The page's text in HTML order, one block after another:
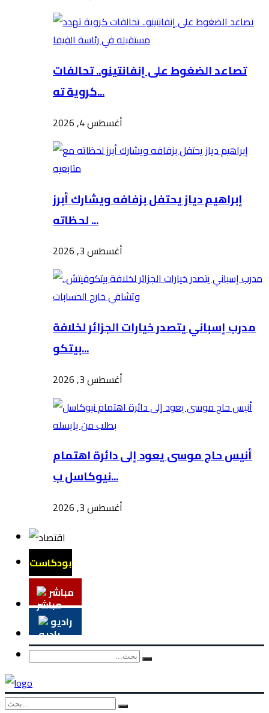
تصاعد الضغوط على إنفانتينو.. تحالفات
كروية ته...
أغسطس 4, 2026
إبراهيم دياز يحتفل بزفافه ويشارك أبرز
لحظاته ...
أغسطس 3, 2026
مدرب إسباني يتصدر خيارات الجزائر لخلافة
بيتكو...
أغسطس 3, 2026
أنيس حاج موسى يعود إلى دائرة اهتمام
نيوكاسل ب...
أغسطس 3, 2026
بودكاست
مباشر
راديو